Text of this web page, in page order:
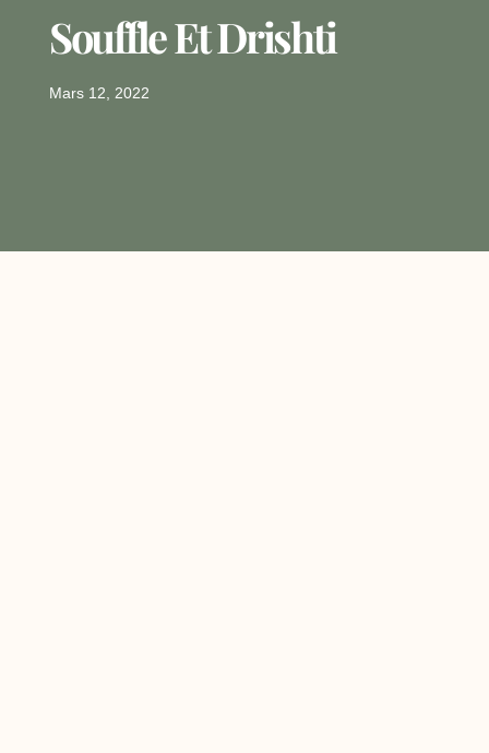
Souffle Et Drishti
Mars 12, 2022